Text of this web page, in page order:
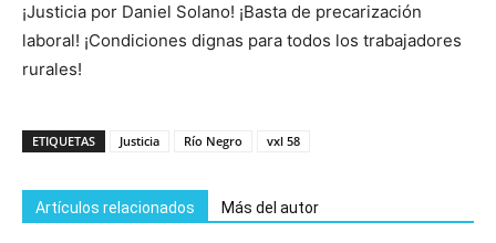
¡Justicia por Daniel Solano! ¡Basta de precarización
laboral! ¡Condiciones dignas para todos los trabajadores
rurales!
ETIQUETAS Justicia Río Negro vxl 58
Artículos relacionados Más del autor